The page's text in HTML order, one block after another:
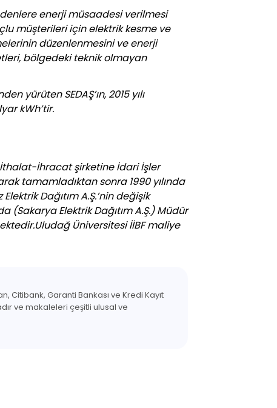
enerji müsaadesi verilmesi
müşterileri için elektrik kesme ve
düzenlenmesini ve enerji
bölgedeki teknik olmayan
yürüten SEDAŞ’ın, 2015 yılı
kWh’tir.
İthalat-İhracat şirketine İdari İşler
tamamladıktan sonra 1990 yılında
Dağıtım A.Ş.’nin değişik
(Sakarya Elektrik Dağıtım A.Ş.) Müdür
Üniversitesi İİBF maliye
Citibank, Garanti Bankası ve Kredi Kayıt
ve makaleleri çeşitli ulusal ve